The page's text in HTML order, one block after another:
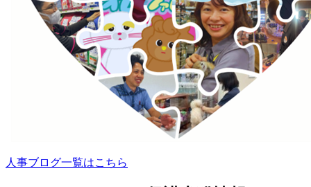
人事ブログ一覧はこちら